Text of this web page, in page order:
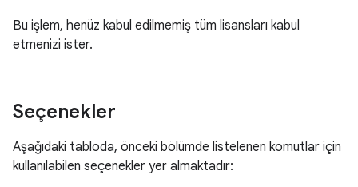
Bu işlem, henüz kabul edilmemiş tüm lisansları kabul
etmenizi ister.
Seçenekler
Aşağıdaki tabloda, önceki bölümde listelenen komutlar için
kullanılabilen seçenekler yer almaktadır: